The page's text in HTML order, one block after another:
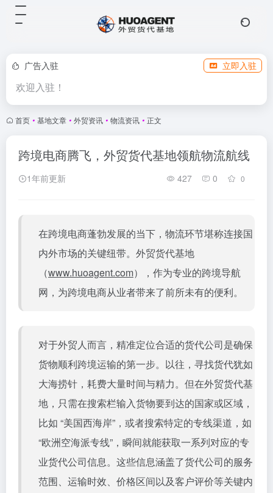
广告入驻 立即入驻
欢迎入驻！
首页 • 基地文章 • 外贸资讯 • 物流资讯 • 正文
跨境电商腾飞，外贸货代基地领航物流航线
1年前更新 427 0 0
在跨境电商蓬勃发展的当下，物流环节堪称连接国
内外市场的关键纽带。 外贸货代基地
（www.huoagent.com），作为专业的跨境导航
网，为跨境电商从业者带来了前所未有的便利。
对于外贸人而言，精准定位合适的货代公司是确保
货物顺利跨境运输的第一步。以往，寻找货代犹如
大海捞针，耗费大量时间与精力。但在外贸货代基
地 ，只需在搜索栏输入货物要到达的国家或区域，
比如 “美国西海岸”，或者搜索特定的专线渠道，如
“欧洲空海派专线”，瞬间就能获取一系列对应的专
业货代公司信息。这些信息涵盖了货代公司的服务
范围、运输时效、价格区间以及客户评价等关键内